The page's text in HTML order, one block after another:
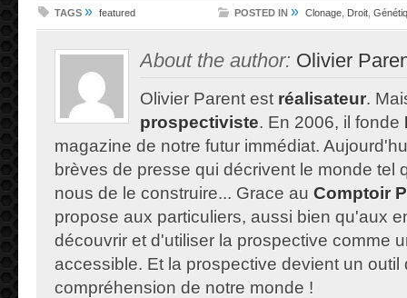
TAGS » featured POSTED IN » Clonage Droit
About the author: Olivier
Olivier Parent est réalisateur.
prospectiviste. En 2006, il fonde
magazine de notre futur immédiat.
brèves de presse qui décrivent le monde tel
nous de le construire... Grace au Comptoir
propose aux particuliers, aussi bien qu'aux
découvrir et d'utiliser la prospective comme
accessible. Et la prospective devient un outil
compréhension de notre monde !